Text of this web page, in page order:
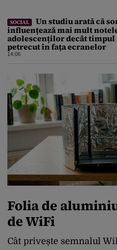
SOCIAL
Un studiu arată că
influențează mai mult
adolescenților decât timpul
petrecut în fața ecranelor
14:06
Folia de
de WiFi
Cât privește semnalul